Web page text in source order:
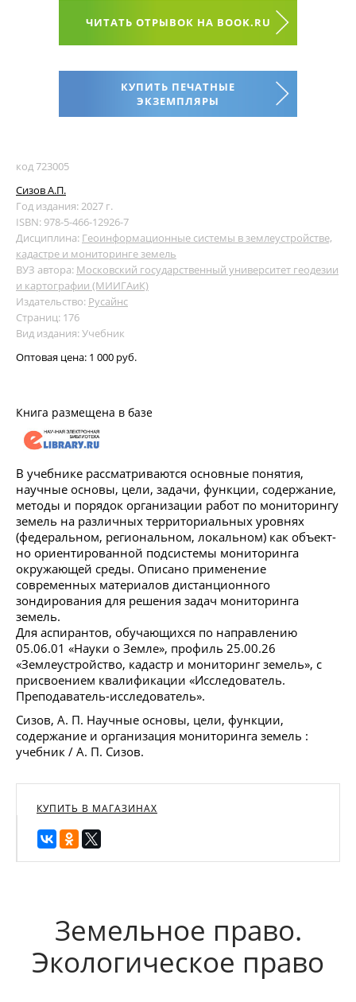
ЧИТАТЬ ОТРЫВОК НА BOOK.RU
КУПИТЬ ПЕЧАТНЫЕ
ЭКЗЕМПЛЯРЫ
код 723005
Сизов А.П.
Год издания: 2027 г.
ISBN: 978-5-466-12926-7
Дисциплина: Геоинформационные системы в землеустройстве,
кадастре и мониторинге земель
ВУЗ автора: Московский государственный университет геодезии
и картографии (МИИГАиК)
Издательство: Русайнс
Страниц: 176
Вид издания: Учебник
Оптовая цена: 1 000 руб.
Книга размещена в базе
В учебнике рассматриваются основные понятия,
научные основы, цели, задачи, функции, содержание,
методы и порядок организации работ по мониторингу
земель на различных территориальных уровнях
(федеральном, региональном, локальном) как объект-
но ориентированной подсистемы мониторинга
окружающей среды. Описано применение
современных материалов дистанционного
зондирования для решения задач мониторинга
земель.
Для аспирантов, обучающихся по направлению
05.06.01 «Науки о Земле», профиль 25.00.26
«Землеустройство, кадастр и мониторинг земель», с
присвоением квалификации «Исследователь.
Преподаватель-исследователь».
Сизов, А. П. Научные основы, цели, функции,
содержание и организация мониторинга земель :
учебник / А. П. Сизов.
КУПИТЬ В МАГАЗИНАХ
Земельное право.
Экологическое право